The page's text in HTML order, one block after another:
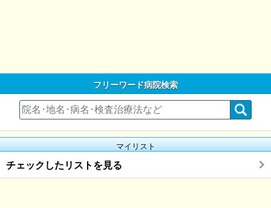
フリーワード病院検索
マイリスト
チェックしたリストを見る